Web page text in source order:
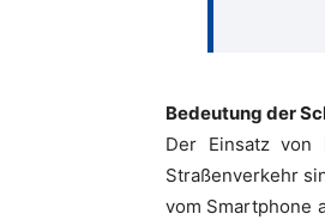
Bedeutung der
Der Einsatz von
Straßenverkehr
vom Smartphone